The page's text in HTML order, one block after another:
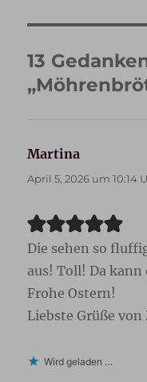
13
Martina
April 5, 2026 um 10:14
Die sehen so
aus! Toll! Da
Frohe Ostern!
Liebste Grüße
Wird geladen …